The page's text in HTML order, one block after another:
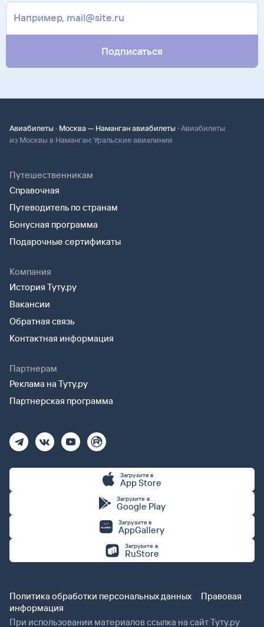
Подписаться
Авиабилеты · Москва — Наманган авиабилеты ·Авиабилеты
из Москвы в Наманган: Уральские авиалинии
Путешественникам
Справочная
Путеводитель по странам
Бонусная программа
Подарочные сертификаты
Компания
История Туту.ру
Вакансии
Обратная связь
Контактная информация
Партнерам
Реклама на Туту.ру
Партнерская программа
Загрузите в
App Store
Загрузите в
Google Play
Загрузите в
AppGallery
Загрузите в
RuStore
Политика обработки персональных данных
Правовая
информация
При использовании материалов ссылка на сайт Туту.ру